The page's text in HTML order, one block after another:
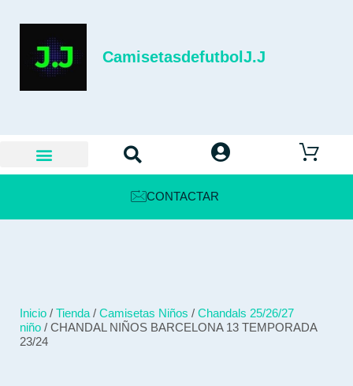
CamisetasdefutbolJ.J
CONTACTAR
Inicio / Tienda / Camisetas Niños / Chandals 25/26/27
niño / CHANDAL NIÑOS BARCELONA 13 TEMPORADA
23/24